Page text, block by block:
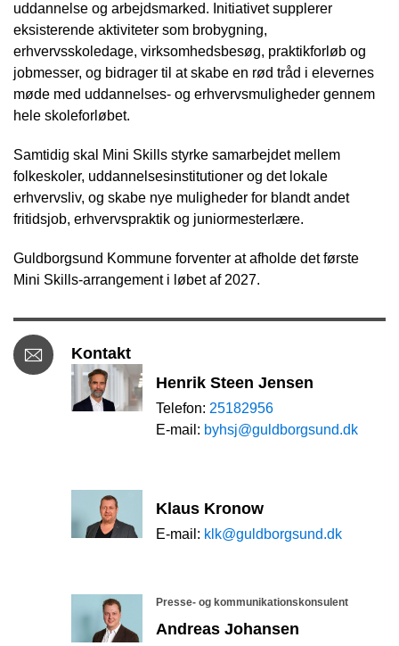
uddannelse og arbejdsmarked. Initiativet supplerer
eksisterende aktiviteter som brobygning,
erhvervsskoledage, virksomhedsbesøg, praktikforløb og
jobmesser, og bidrager til at skabe en rød tråd i elevernes
møde med uddannelses- og erhvervsmuligheder gennem
hele skoleforløbet.
Samtidig skal Mini Skills styrke samarbejdet mellem
folkeskoler, uddannelsesinstitutioner og det lokale
erhvervsliv, og skabe nye muligheder for blandt andet
fritidsjob, erhvervspraktik og juniormesterlære.
Guldborgsund Kommune forventer at afholde det første
Mini Skills-arrangement i løbet af 2027.
Kontakt
Henrik Steen Jensen
Telefon: 25182956
E-mail: byhsj@guldborgsund.dk
Klaus Kronow
E-mail: klk@guldborgsund.dk
Presse- og kommunikationskonsulent
Andreas Johansen